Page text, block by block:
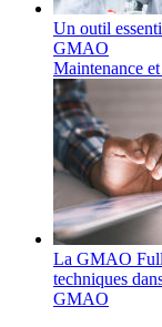
Un outil
GMAO
Maintenance
La GMAO Full
techniques
GMAO